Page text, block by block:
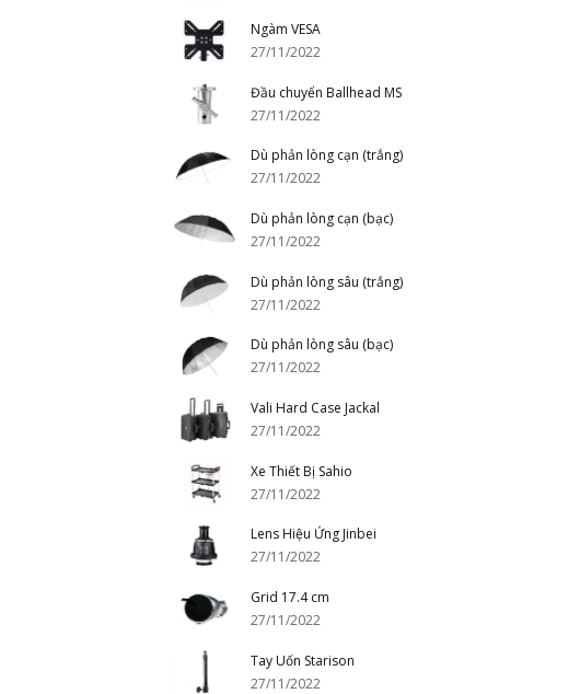
Ngàm VESA
27/11/2022
Đầu chuyển Ballhead MS
27/11/2022
Dù phản lòng cạn (trắng)
27/11/2022
Dù phản lòng cạn (bạc)
27/11/2022
Dù phản lòng sâu (trắng)
27/11/2022
Dù phản lòng sâu (bạc)
27/11/2022
Vali Hard Case Jackal
27/11/2022
Xe Thiết Bị Sahio
27/11/2022
Lens Hiệu Ứng Jinbei
27/11/2022
Grid 17.4 cm
27/11/2022
Tay Uốn Starison
27/11/2022